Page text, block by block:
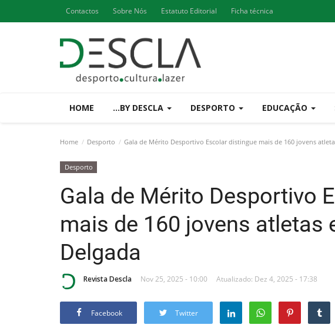
Contactos Sobre Nós Estatuto Editorial Ficha técnica
HOME ...BY DESCLA DESPORTO EDUCAÇÃO
Home Desporto Gala de Mérito Desportivo Escolar distingue mais de 160 jovens
Desporto
Gala de Mérito Desportivo
mais de 160 jovens atletas
Delgada
Revista Descla Nov 25, 2025 - 10:00 Atualizado: Dez 4, 2025 - 17:38
Facebook Twitter